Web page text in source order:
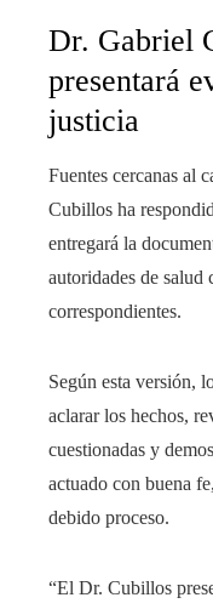
Dr. Gabriel
presentará
justicia
Fuentes cercanas al
Cubillos ha
entregará la
autoridades de salud
correspondientes.
Según esta versión,
aclarar los hechos,
cuestionadas y
actuado con buena
debido proceso.
“El Dr. Cubillos